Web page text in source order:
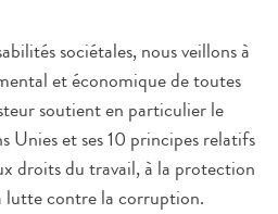
sociétales, nous veillons à
et économique de toutes
soutient en particulier le
Unies et ses 10 principes relatifs
droits du travail, à la protection
lutte contre la corruption.